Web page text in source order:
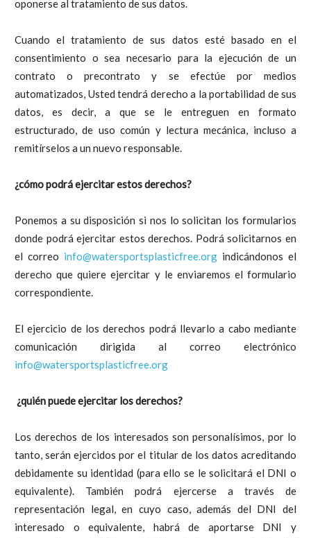
oponerse al tratamiento de sus datos.
Cuando el tratamiento de sus datos esté basado en el
consentimiento o sea necesario para la ejecución de un
contrato o precontrato y se efectúe por medios
automatizados, Usted tendrá derecho a la portabilidad de sus
datos, es decir, a que se le entreguen en formato
estructurado, de uso común y lectura mecánica, incluso a
remitírselos a un nuevo responsable.
¿cómo podrá ejercitar estos derechos?
Ponemos a su disposición si nos lo solicitan los formularios
donde podrá ejercitar estos derechos. Podrá solicitarnos en
el correo info@watersportsplasticfree.org indicándonos el
derecho que quiere ejercitar y le enviaremos el formulario
correspondiente.
El ejercicio de los derechos podrá llevarlo a cabo mediante
comunicación dirigida al correo electrónico
info@watersportsplasticfree.org
¿quién puede ejercitar los derechos?
Los derechos de los interesados son personalísimos, por lo
tanto, serán ejercidos por el titular de los datos acreditando
debidamente su identidad (para ello se le solicitará el DNI o
equivalente). También podrá ejercerse a través de
representación legal, en cuyo caso, además del DNI del
interesado o equivalente, habrá de aportarse DNI y